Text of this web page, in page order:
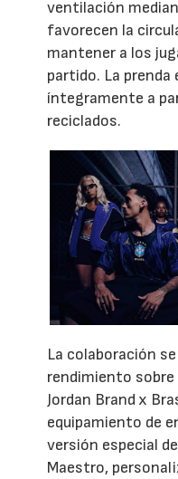
ventilación
favorecen la
mantener a los
partido. La
íntegramente a
reciclados.
La colaboración
rendimiento
Jordan Brand x
equipamiento de
versión especial
Maestro,